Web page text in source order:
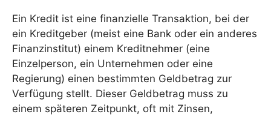
Ein Kredit ist eine finanzielle Transaktion, bei der
ein Kreditgeber (meist eine Bank oder ein anderes
Finanzinstitut) einem Kreditnehmer (eine
Einzelperson, ein Unternehmen oder eine
Regierung) einen bestimmten Geldbetrag zur
Verfügung stellt. Dieser Geldbetrag muss zu
einem späteren Zeitpunkt, oft mit Zinsen,